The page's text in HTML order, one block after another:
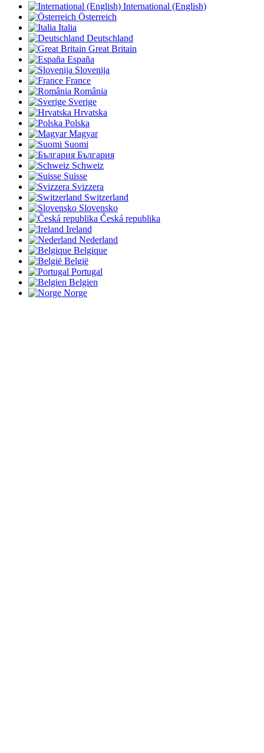
International (English)
Österreich
Italia
Deutschland
Great Britain
España
Slovenija
France
România
Sverige
Hrvatska
Polska
Magyar
Suomi
България
Schweiz
Suisse
Svizzera
Switzerland
Slovensko
Česká republika
Ireland
Nederland
Belgique
België
Portugal
Belgien
Norge